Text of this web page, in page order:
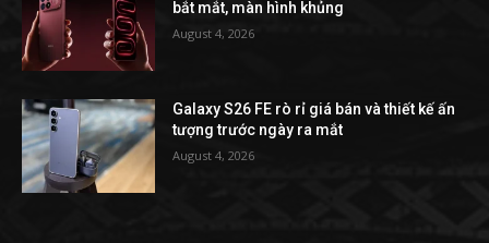
bắt mắt, màn hình khủng
August 4, 2026
Galaxy S26 FE rò rỉ giá bán và thiết kế ấn
tượng trước ngày ra mắt
August 4, 2026